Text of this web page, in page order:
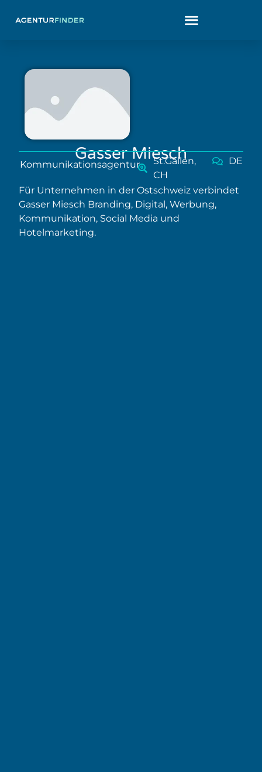
Gasser Miesch
Kommunikationsagentur
St.Gallen,
CH
DE
Für Unternehmen in der Ostschweiz verbindet
Gasser Miesch Branding, Digital, Werbung,
Kommunikation, Social Media und
Hotelmarketing.